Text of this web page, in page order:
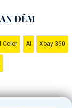
ĐÊM
Color AI Xoay 360